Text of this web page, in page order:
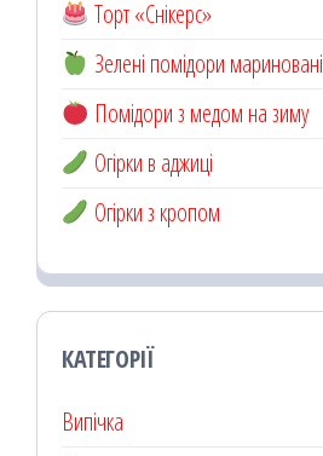
Торт «Снікерс»
Зелені помідори мариновані
Помідори з медом на зиму
Огірки в аджиці
Огірки з кропом
КАТЕГОРІЇ
Випічка